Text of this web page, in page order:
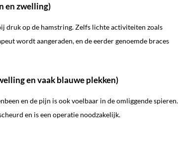
en zwelling)
druk op de hamstring. Zelfs lichte activiteiten zoals
wordt aangeraden, en de eerder genoemde braces
en vaak blauwe plekken)
en de pijn is ook voelbaar in de omliggende spieren.
en is een operatie noodzakelijk.